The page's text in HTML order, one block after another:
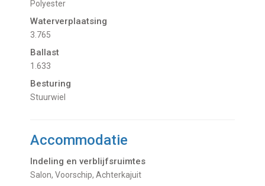
Polyester
Waterverplaatsing
3.765
Ballast
1.633
Besturing
Stuurwiel
Accommodatie
Indeling en verblijfsruimtes
Salon, Voorschip, Achterkajuit